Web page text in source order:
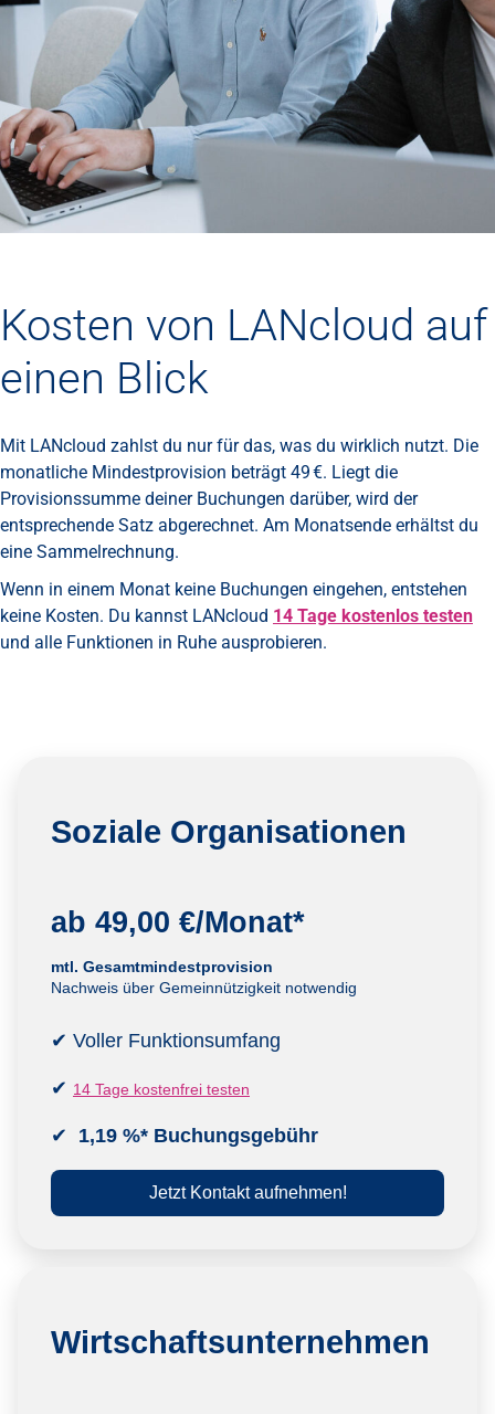
Kosten von LANcloud auf
einen Blick
Mit LANcloud zahlst du nur für das, was du wirklich nutzt. Die
monatliche Mindestprovision beträgt 49 €. Liegt die
Provisionssumme deiner Buchungen darüber, wird der
entsprechende Satz abgerechnet. Am Monatsende erhältst du
eine Sammelrechnung.
Wenn in einem Monat keine Buchungen eingehen, entstehen
keine Kosten. Du kannst LANcloud 14 Tage kostenlos testen
und alle Funktionen in Ruhe ausprobieren.
Soziale Organisationen
ab 49,00 €/Monat*
mtl. Gesamtmindestprovision
Nachweis über Gemeinnützigkeit notwendig
✔ Voller Funktionsumfang
✔ 14 Tage kostenfrei testen
✔ 1,19 %* Buchungsgebühr
Jetzt Kontakt aufnehmen!
Wirtschaftsunternehmen